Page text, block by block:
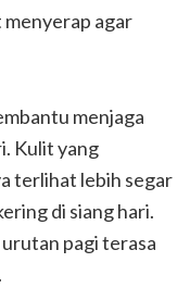
agar
menjaga
Kulit yang
terlihat lebih segar
di siang hari.
urutan pagi terasa